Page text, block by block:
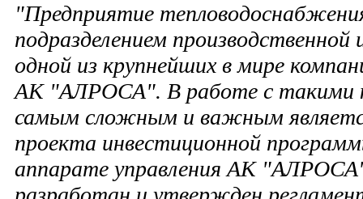
"Предприятие
подразделением
одной из крупнейших в мире
АК "АЛРОСА". В работе с такими
самым сложным и важным
проекта инвестиционной
аппарате управления АК